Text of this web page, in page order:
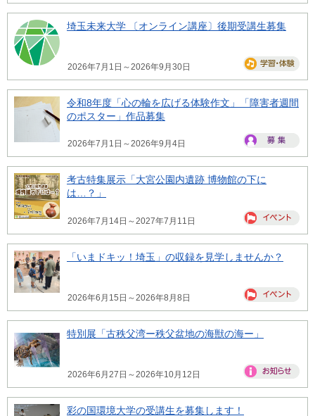
埼玉未来大学 〔オンライン講座〕後期受講生募集
2026年7月1日～2026年9月30日
令和8年度「心の輪を広げる体験作文」「障害者週間
のポスター」作品募集
2026年7月1日～2026年9月4日
考古特集展示「大宮公園内遺跡 博物館の下に
は…？」
2026年7月14日～2027年7月11日
「いまドキッ！埼玉」の収録を見学しませんか？
2026年6月15日～2026年8月8日
特別展「古秩父湾ー秩父盆地の海獣の海ー」
2026年6月27日～2026年10月12日
彩の国環境大学の受講生を募集します！